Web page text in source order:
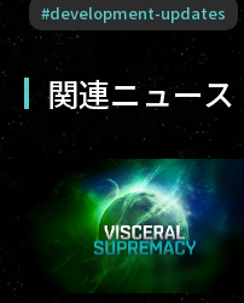
#development-updates
関連ニュース